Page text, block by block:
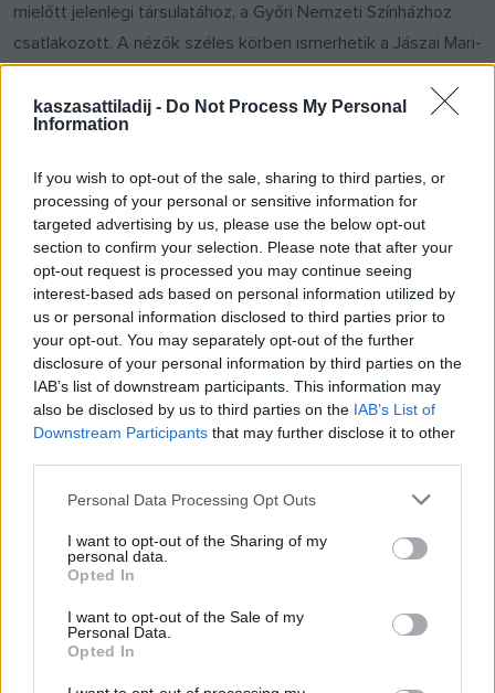
kaszasattiladij - Do Not Process My Personal
Information
If you wish to opt-out of the sale, sharing to third parties, or
processing of your personal or sensitive information for
targeted advertising by us, please use the below opt-out
section to confirm your selection. Please note that after your
opt-out request is processed you may continue seeing
interest-based ads based on personal information utilized by
us or personal information disclosed to third parties prior to
your opt-out. You may separately opt-out of the further
disclosure of your personal information by third parties on the
IAB’s list of downstream participants. This information may
also be disclosed by us to third parties on the IAB’s List of
Downstream Participants that may further disclose it to other
Personal Data Processing Opt Outs
I want to opt-out of the Sharing of my
personal data.
Opted In
I want to opt-out of the Sale of my
Personal Data.
Opted In
mielőtt jelenlegi társulatához, a Győri Nemzeti Színházhoz
csatlakozott. A nézők széles körben ismerhetik a Jászai Mari-
Waltz vagy John Travolta szinkronhangjaként is. Az idei év a
harmadik, amikor döntősként várja a végeredményt.
Fehér László Beregszászon született, ahol már 6 éves
korától tagja volt a helyi Illyés Gyula Színháznak, hiszen az ő
stúdió színházukban tanult. 2009-ben került Budapestre a
Színház- és Filmművészeti Egyetemre, később pedig
amellett, hogy az elsősorban mozgásszínházzal foglalkozó
Forte Társulat tagja lett, több színházban is vendégszerepelt,
valamint feltűnt többek közt az Aranyélet című sorozatban,
vagy a nagysikerű és kritikusok által is nagyra becsült Isteni
Műszakban.
A Kaposvári születésűFila Balázsszínészi karrierje nem indult
zökkenőmentesen, elsőre nem vették fel a Színműre,
azonban 1998-tól Ascher Tamás hívására lehetőséget kapott
ben hagyta ott a társulatot, mikor operett-musical szakon
bekerült a Színház- és Filmművészeti Egyetemre, ahonnan